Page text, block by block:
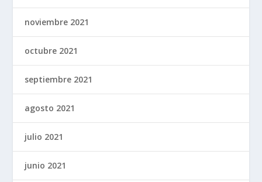
noviembre 2021
octubre 2021
septiembre 2021
agosto 2021
julio 2021
junio 2021